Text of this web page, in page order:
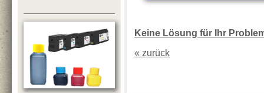
Keine Lösung für Ihr
« zurück